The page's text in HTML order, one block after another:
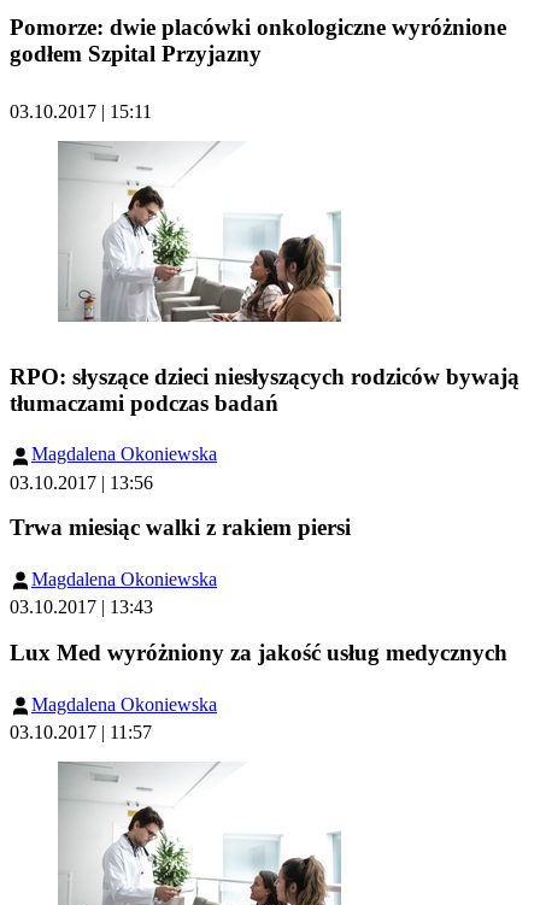
Pomorze: dwie placówki onkologiczne wyróżnione
godłem Szpital Przyjazny
03.10.2017 | 15:11
RPO: słyszące dzieci niesłyszących rodziców bywają
tłumaczami podczas badań
Magdalena Okoniewska
03.10.2017 | 13:56
Trwa miesiąc walki z rakiem piersi
Magdalena Okoniewska
03.10.2017 | 13:43
Lux Med wyróżniony za jakość usług medycznych
Magdalena Okoniewska
03.10.2017 | 11:57